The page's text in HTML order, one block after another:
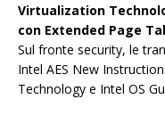
Virtualization
con Extended Page
Sul fronte security, le
Intel AES New
Technology e Intel OS